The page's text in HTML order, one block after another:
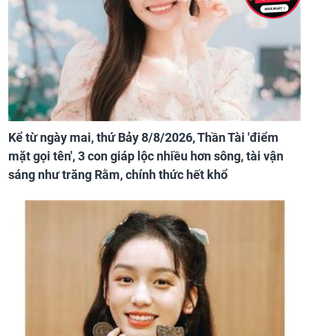
Kể từ ngày mai, thứ Bảy 8/8/2026, Thần Tài 'điểm
mặt gọi tên', 3 con giáp lộc nhiều hơn sông, tài vận
sáng như trăng Rằm, chính thức hết khổ